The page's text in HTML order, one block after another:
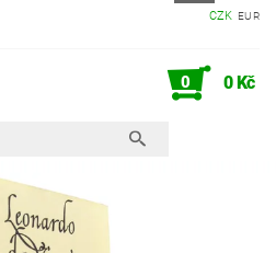
CZK EUR
0 0 Kč